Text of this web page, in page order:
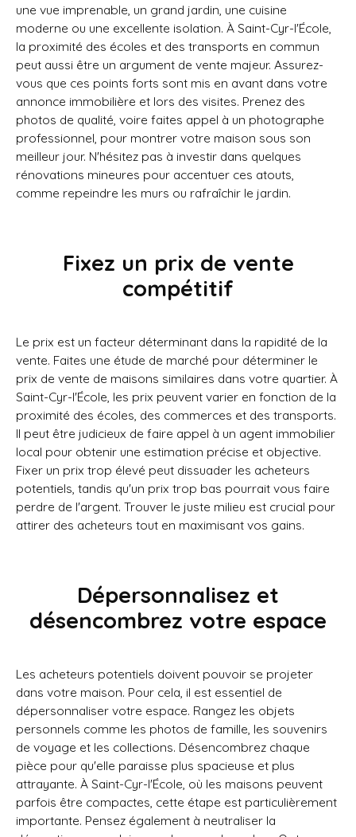
une vue imprenable, un grand jardin, une cuisine
moderne ou une excellente isolation. À Saint-Cyr-l'École,
la proximité des écoles et des transports en commun
peut aussi être un argument de vente majeur. Assurez-
vous que ces points forts sont mis en avant dans votre
annonce immobilière et lors des visites. Prenez des
photos de qualité, voire faites appel à un photographe
professionnel, pour montrer votre maison sous son
meilleur jour. N'hésitez pas à investir dans quelques
rénovations mineures pour accentuer ces atouts,
comme repeindre les murs ou rafraîchir le jardin.
Fixez un prix de vente
compétitif
Le prix est un facteur déterminant dans la rapidité de la
vente. Faites une étude de marché pour déterminer le
prix de vente de maisons similaires dans votre quartier. À
Saint-Cyr-l'École, les prix peuvent varier en fonction de la
proximité des écoles, des commerces et des transports.
Il peut être judicieux de faire appel à un agent immobilier
local pour obtenir une estimation précise et objective.
Fixer un prix trop élevé peut dissuader les acheteurs
potentiels, tandis qu'un prix trop bas pourrait vous faire
perdre de l'argent. Trouver le juste milieu est crucial pour
attirer des acheteurs tout en maximisant vos gains.
Dépersonnalisez et
désencombrez votre espace
Les acheteurs potentiels doivent pouvoir se projeter
dans votre maison. Pour cela, il est essentiel de
dépersonnaliser votre espace. Rangez les objets
personnels comme les photos de famille, les souvenirs
de voyage et les collections. Désencombrez chaque
pièce pour qu'elle paraisse plus spacieuse et plus
attrayante. À Saint-Cyr-l'École, où les maisons peuvent
parfois être compactes, cette étape est particulièrement
importante. Pensez également à neutraliser la